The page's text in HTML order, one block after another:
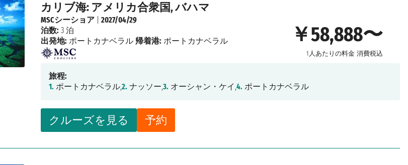
カリブ海: アメリカ合衆国, バハマ
￥58,888〜
1人あたりの料金 消費税込
クルーズを見る 予約
MSCシーショア |2027/04/29
泊数: 3 泊
出発地: ポートカナベラル 帰着港: ポートカナベラル
旅程:
1. ポートカナベラル,2. ナッソー,3. オーシャン・ケイ,4. ポートカナベラル